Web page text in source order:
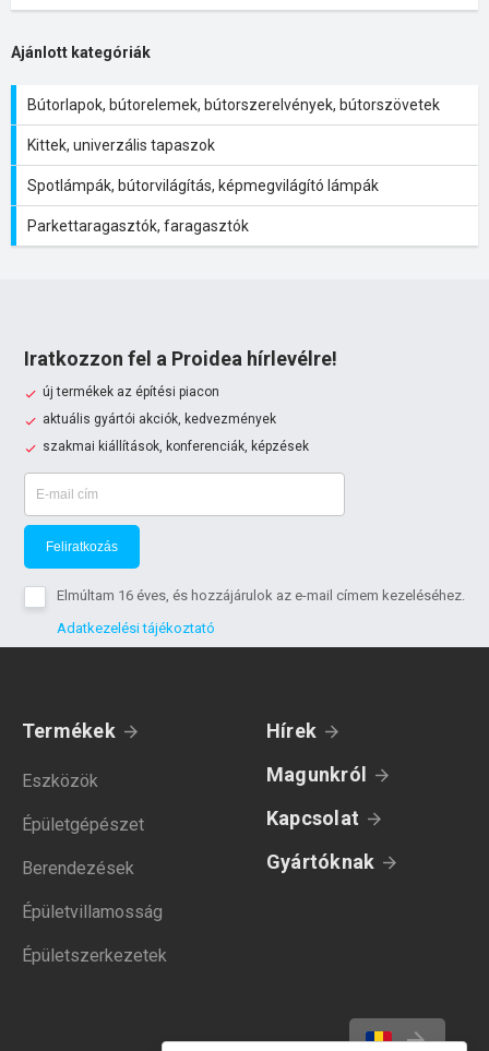
Ajánlott kategóriák
Bútorlapok, bútorelemek, bútorszerelvények, bútorszövetek
Kittek, univerzális tapaszok
Spotlámpák, bútorvilágítás, képmegvilágító lámpák
Parkettaragasztók, faragasztók
Iratkozzon fel a Proidea hírlevélre!
új termékek az építési piacon
aktuális gyártói akciók, kedvezmények
szakmai kiállítások, konferenciák, képzések
Feliratkozás
Elmúltam 16 éves, és hozzájárulok az e-mail címem kezeléséhez.
Adatkezelési tájékoztató
Termékek
Eszközök
Épületgépészet
Berendezések
Épületvillamosság
Épületszerkezetek
Hírek
Magunkról
Kapcsolat
Gyártóknak